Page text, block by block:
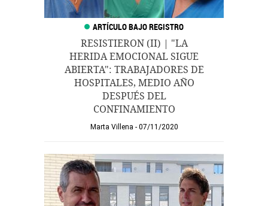
RESISTIERON (II) | "LA
HERIDA EMOCIONAL SIGUE
ABIERTA": TRABAJADORES DE
HOSPITALES, MEDIO AÑO
DESPUÉS DEL
CONFINAMIENTO
Marta Villena 07/11/2020